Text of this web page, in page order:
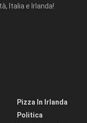
Italia e Irlanda!
Pizza In Irlanda
Politica